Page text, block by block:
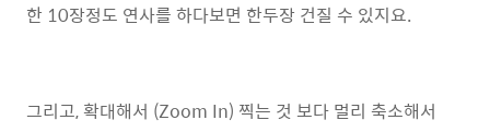
한 10장정도 연사를 하다보면 한두장 건질 수 있지요.
그리고, 확대해서 (Zoom In) 찍는 것 보다 멀리 축소해서